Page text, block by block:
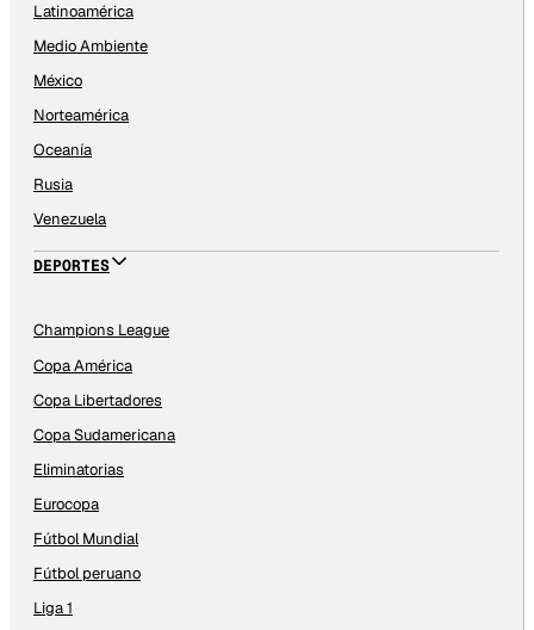
Latinoamérica
Medio Ambiente
México
Norteamérica
Oceanía
Rusia
Venezuela
DEPORTES
Champions League
Copa América
Copa Libertadores
Copa Sudamericana
Eliminatorias
Eurocopa
Fútbol Mundial
Fútbol peruano
Liga 1